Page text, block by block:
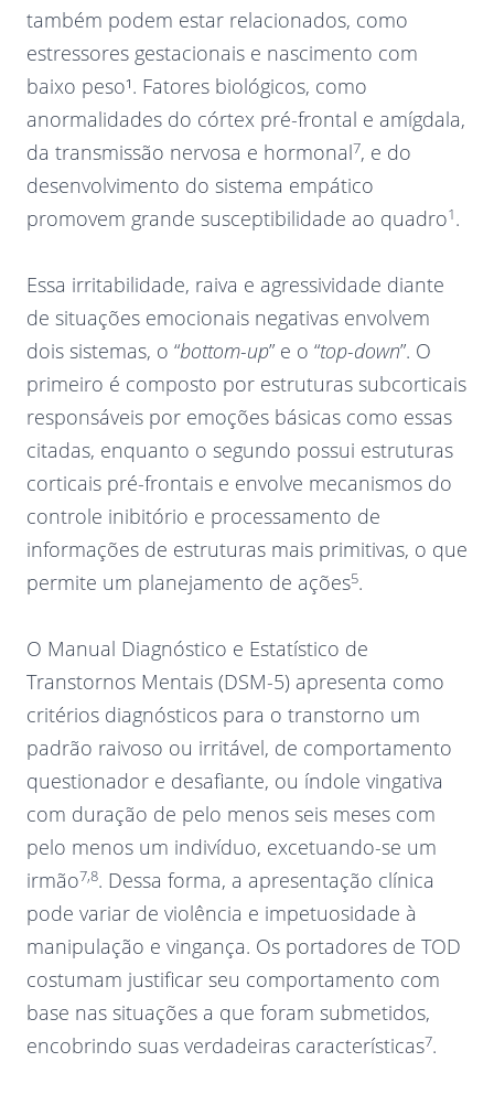
também podem estar relacionados, como
estressores gestacionais e nascimento com
baixo peso¹. Fatores biológicos, como
anormalidades do córtex pré-frontal e amígdala,
da transmissão nervosa e hormonal7, e do
desenvolvimento do sistema empático
promovem grande susceptibilidade ao quadro1.
Essa irritabilidade, raiva e agressividade diante
de situações emocionais negativas envolvem
dois sistemas, o “bottom-up” e o “top-down”. O
primeiro é composto por estruturas subcorticais
responsáveis por emoções básicas como essas
citadas, enquanto o segundo possui estruturas
corticais pré-frontais e envolve mecanismos do
controle inibitório e processamento de
informações de estruturas mais primitivas, o que
permite um planejamento de ações5.
O Manual Diagnóstico e Estatístico de
Transtornos Mentais (DSM-5) apresenta como
critérios diagnósticos para o transtorno um
padrão raivoso ou irritável, de comportamento
questionador e desafiante, ou índole vingativa
com duração de pelo menos seis meses com
pelo menos um indivíduo, excetuando-se um
irmão7,8. Dessa forma, a apresentação clínica
pode variar de violência e impetuosidade à
manipulação e vingança. Os portadores de TOD
costumam justificar seu comportamento com
base nas situações a que foram submetidos,
encobrindo suas verdadeiras características7.